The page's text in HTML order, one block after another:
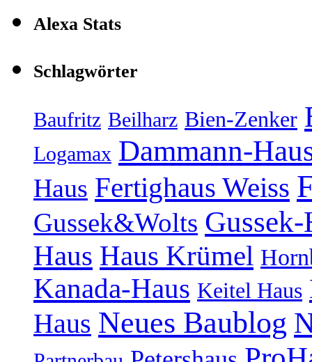
Alexa Stats
Schlagwörter
Baufritz Beilharz Bien-Zenker
Logamax Dammann-
Haus Fertighaus Weiss
Gussek&Wolts Gussek-
Haus Haus Krümel
Kanada-Haus Keitel Haus
Haus Neues Baublog